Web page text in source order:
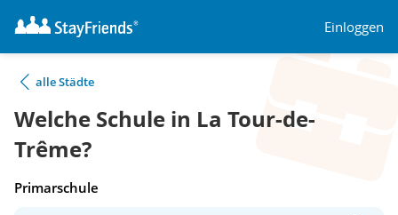
Einloggen
alle Städte
Welche Schule in La Tour-de-
Trême?
Primarschule